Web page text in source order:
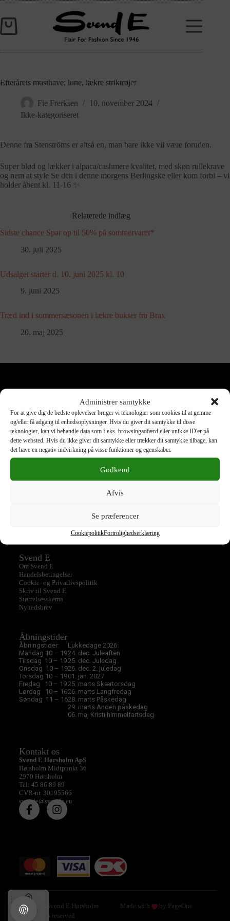
Administrer samtykke
For at give dig de bedste oplevelser bruger vi teknologier som cookies til at gemme
og/eller få adgang til enhedsoplysninger. Hvis du giver dit samtykke til disse
teknologier, kan vi behandle data som f.eks. browsingadfærd eller unikke ID'er på
dette websted. Hvis du ikke giver dit samtykke eller trækker dit samtykke tilbage, kan
det have en negativ indvirkning på visse funktioner og egenskaber.
Godkend
Afvis
Se præferencer
CookiepolitikFortrolighedserklæring
Efterårets musthave; lune, lækre striktrøjer
Fie Frerksen
10. november 2024
Ikke-kategoriseret
Denne fra Stenströms er altså en, man bare ikke vil være foruden.
Super blød og lækker i alpaca/cashmere kvalitet, med skøn rullekrave
og nem at style Se den i denne morgens Berlingske eller kom forbi – vi
holder åbent kl. 11-16 ✨
Relaterede indlæg
Sidste chance Spar op til 50% på sommervarer*
30. juli 2025
Udsalget starter d. 10. juni 2025 kl. 10
9. juni 2025
Træd ind i sommersæsonen i lækre bukser fra Brax
20. maj 2025
Produktkategorier
Accessories
Blazer
Bluse
Bukser
Jakke
Jeans
Kjole
Nederdel
Taske
Svend E
Om Svend E
Handelsbetingelser
Cookie- og Privatlivspolitik
Skriv til Svend E
Størrelsesskema
Nyhedsbrev
Åbningstider
Åbningstider:
Mandag 10 – 19
Tirsdag 10 – 19
Onsdag 10 – 19
Torsdag 10 – 19
Fredag 10 – 19
Lørdag 10 – 16
Søndag 11 – 16
Lukkedage 2026:
24. dec. Juleaften
25. dec. Juledag
26. dec. 2. juledag
01. jan. 2027
25. marts Skærtorsdag
26. marts Langfredag
28. marts Påskedag
29. marts Anden påskedag
06. maj Kristi himmelfartsdag
Kontakt os
Svend E Hørsholm ApS
Hørsholm Midtpunkt 36
2970 Hørsholm
Tel: 45 86 89 89
CVR-nr. 30195566
svende@svende.eu
© 2026 Svend E Hørsholm ·
All rights reserved
Made with by PageOne
Hjem